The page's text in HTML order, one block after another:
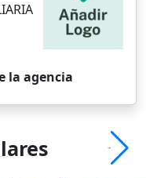
la agencia